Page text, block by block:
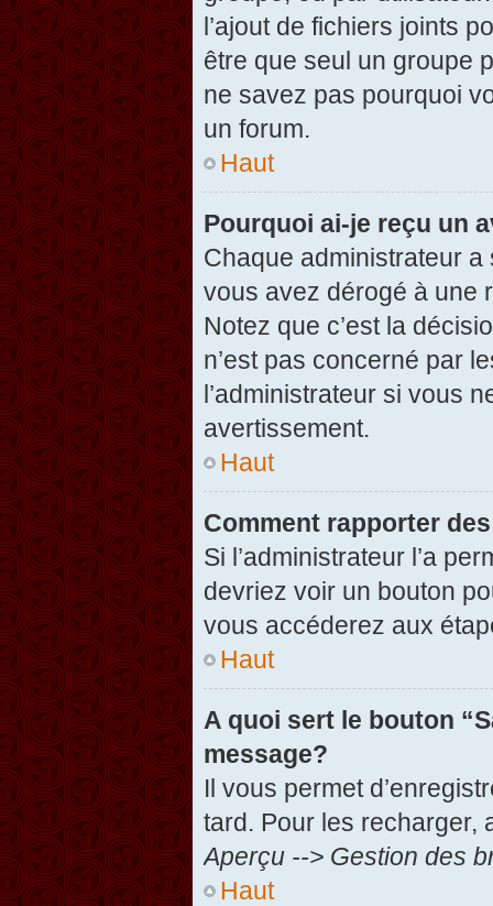
l’ajout de fichiers joints
être que seul un groupe
ne savez pas pourquoi
un forum.
Haut
Pourquoi ai-je reçu un
Chaque administrateur
vous avez dérogé à une
Notez que c’est la
n’est pas concerné par
l’administrateur si vous
avertissement.
Haut
Comment rapporter
Si l’administrateur l’a
devriez voir un bouton
vous accéderez aux
Haut
A quoi sert le bouton
message?
Il vous permet
tard. Pour les recharger,
Aperçu --> Gestion des
Haut